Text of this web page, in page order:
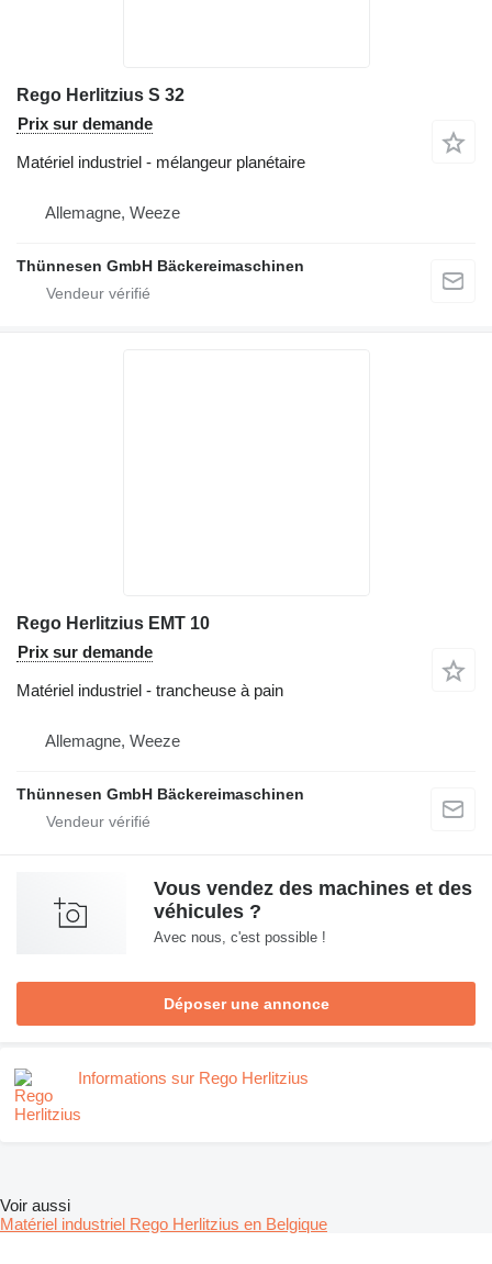
Rego Herlitzius S 32
Prix sur demande
Matériel industriel - mélangeur planétaire
Allemagne, Weeze
Thünnesen GmbH Bäckereimaschinen
Rego Herlitzius EMT 10
Prix sur demande
Matériel industriel - trancheuse à pain
Allemagne, Weeze
Thünnesen GmbH Bäckereimaschinen
Vous vendez des machines et des
véhicules ?
Avec nous, c'est possible !
Déposer une annonce
Informations sur Rego Herlitzius
Voir aussi
Matériel industriel Rego Herlitzius en Belgique